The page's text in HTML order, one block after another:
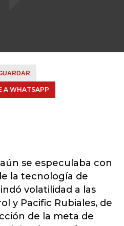
A WHATSAPP
se especulaba con
la tecnología de
volatilidad a las
y Pacific Rubiales, de
de la meta de